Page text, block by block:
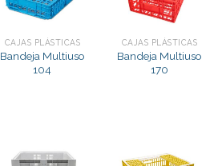
CAJAS PLÁSTICAS
Bandeja Multiuso
104
CAJAS PLÁSTICAS
Bandeja Multiuso
170